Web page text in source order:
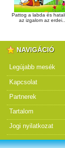
Pattog a labda és
az izgalom az
NAVIGÁCIÓ
Legújabb mesék
Kapcsolat
Partnerek
Tartalom
Jogi nyilatkozat